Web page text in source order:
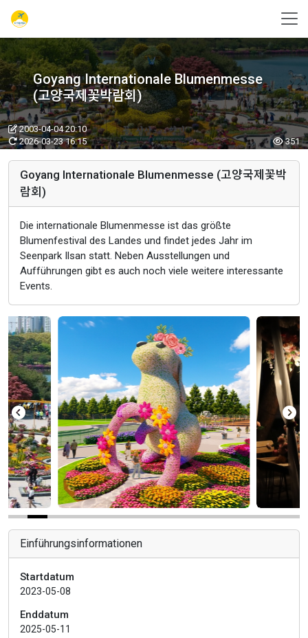
Goyang Internationale Blumenmesse
(고양국제꽃박람회)
2003-04-04 20:10
2026-03-23 16:15
351
Goyang Internationale Blumenmesse (고양국제꽃박
람회)
Die internationale Blumenmesse ist das größte
Blumenfestival des Landes und findet jedes Jahr im
Seenpark Ilsan statt. Neben Ausstellungen und
Aufführungen gibt es auch noch viele weitere interessante
Events.
Einführungsinformationen
Startdatum
2023-05-08
Enddatum
2025-05-11